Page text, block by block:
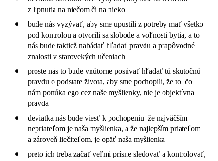
z lipnutia na niečom či na nieko
bude nás vyzývať, aby sme upustili z potreby mať všetko
pod kontrolou a otvorili sa slobode a voľnosti bytia, a to
nás bude taktiež nabádať hľadať pravdu a prapôvodné
znalosti v starovekých učeniach
proste nás to bude vnútorne posúvať hľadať tú skutočnú
pravdu o podstate života, aby sme pochopili, že to, čo
nám ponúka ego cez naše myšlienky, nie je objektívna
pravda
deviatka nás bude viesť k pochopeniu, že najväčším
nepriateľom je naša myšlienka, a že najlepším priateľom
a zároveň liečiteľom, je opäť naša myšlienka
preto ich treba začať veľmi prísne sledovať a kontrolovať,